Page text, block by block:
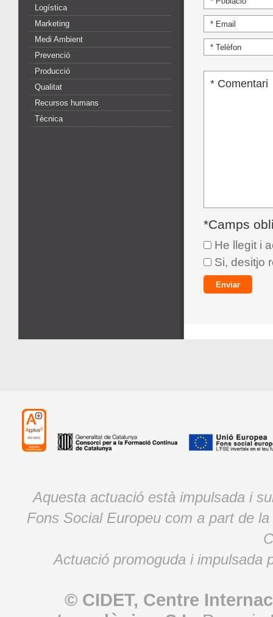
Logística
Marketing
Medi Ambient
Prevenció
Producció
Qualitat
Recursos humans
Tècnica
*Camps
He llegit i
Si, desitjo
Aquesta actuació està impulsada i
Fons Social Europeu com a part de
Actuació promoguda i impulsada
© CIDET, Centre